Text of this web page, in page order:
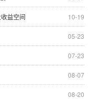
10-19
益空间
05-23
07-23
08-07
08-20